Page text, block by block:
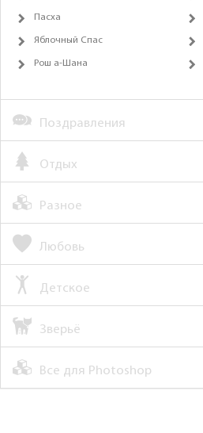
Пасха
Яблочный Спас
Рош а-Шана
Поздравления
Отдых
Разное
Любовь
Детское
Зверьё
Все для Photoshop